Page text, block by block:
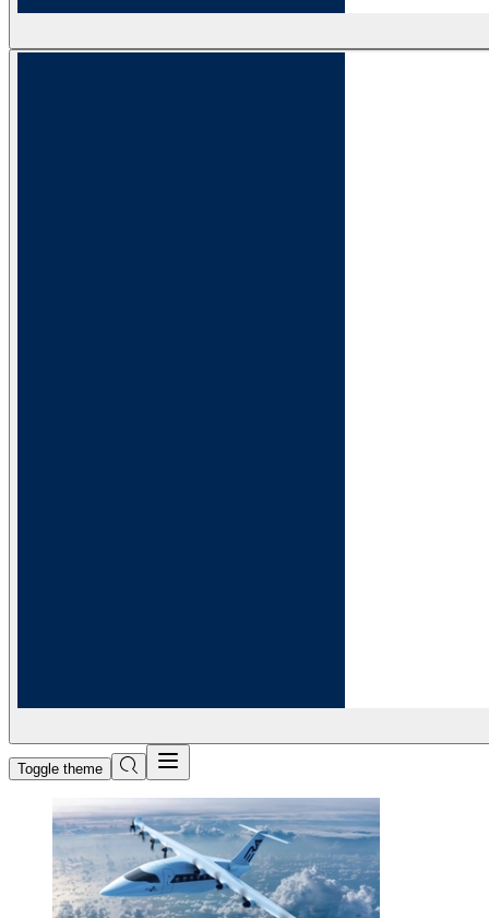
Toggle theme